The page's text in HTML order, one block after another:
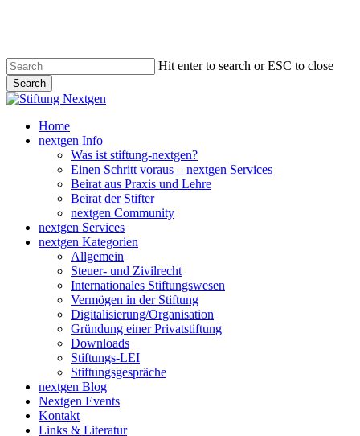
content
Hit enter to search or ESC to close
Search
Close
search
Menu
Home
nextgen Info
Was ist stiftung-nextgen?
Einen Schritt voraus – nextgen Services
Beirat aus Praxis und Lehre
Beirat der Stifter
nextgen Community
nextgen Services
nextgen Kategorien
Allgemein
Steuer- und Zivilrecht
Internationales Stiftungswesen
Vermögen in der Stiftung
Digitalisierung/Organisation
Gründung einer Privatstiftung
Downloads
Stiftungs-LEI
Stiftungsgespräche
nextgen Blog
Nextgen Events
Kontakt
Links & Literatur